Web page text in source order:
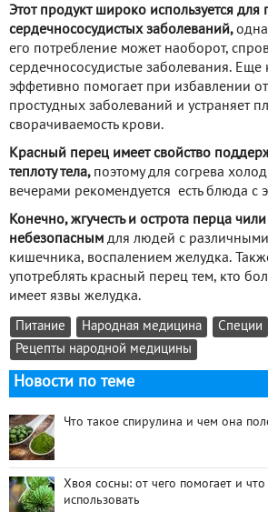
Этот продукт широко используется
сердечнососудистых заболеваний,
его потребление может наоборот,
сердечнососудистые заболевания.
эффетивно помогает при избавлении от
простудных заболеваний и устраняет
сворачиваемость крови.
Красный перец имеет свойство
теплоту тела, поэтому для согрева
вечерами рекомендуется есть блюда с
Конечно, жгучесть и острота перца
небезопасным для людей с
кишечника, воспалением желудка.
употреблять красный перец тем, кто
имеет язвы желудка.
Питание Народная медицина Специи
Рецепты народной медицины
Новости по теме
Что такое спирулина и чем она
Хвоя сосны: от чего помогает и что
использовать